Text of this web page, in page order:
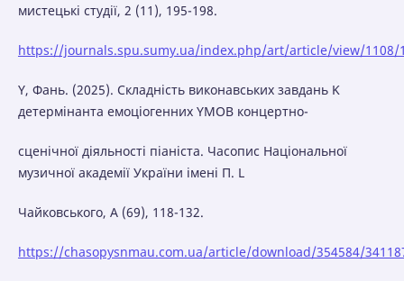
мистецькі студії, 2 (11), 195-198.
https://journals.spu.sumy.ua/index.php/art/article/view/1108/
Y, Фань. (2025). Складність виконавських завдань K
детермінанта емоціогенних YMOB концертно-
сценічної діяльності піаніста. Часопис Національної
музичної академії України імені П. L
Чайковського, А (69), 118-132.
https://chasopysnmau.com.ua/article/download/354584/